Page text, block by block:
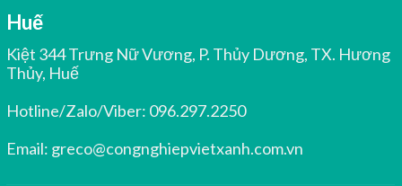
Huế
Kiệt 344 Trưng Nữ Vương, P. Thủy Dương, TX. Hương
Thủy, Huế
Hotline/Zalo/Viber: 096.297.2250
Email: greco@congnghiepvietxanh.com.vn